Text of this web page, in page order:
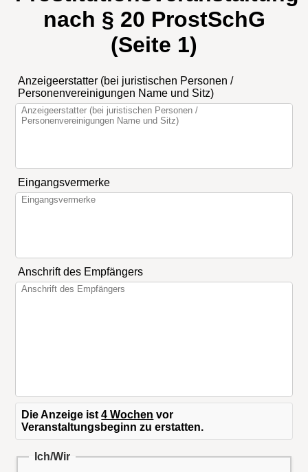
nach § 20 ProstSchG
(Seite 1)
Anzeigeerstatter (bei juristischen Personen /
Personenvereinigungen Name und Sitz)
Eingangsvermerke
Anschrift des Empfängers
Die Anzeige ist4 Wochen vor
Veranstaltungsbeginn zu erstatten.
Ich/Wir